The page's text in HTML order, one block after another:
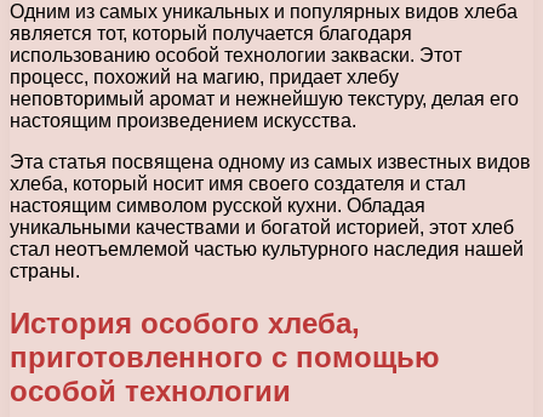
Одним из самых уникальных и популярных видов хлеба
является тот, который получается благодаря
использованию особой технологии закваски. Этот
процесс, похожий на магию, придает хлебу
неповторимый аромат и нежнейшую текстуру, делая его
настоящим произведением искусства.
Эта статья посвящена одному из самых известных видов
хлеба, который носит имя своего создателя и стал
настоящим символом русской кухни. Обладая
уникальными качествами и богатой историей, этот хлеб
стал неотъемлемой частью культурного наследия нашей
страны.
История особого хлеба,
приготовленного с помощью
особой технологии